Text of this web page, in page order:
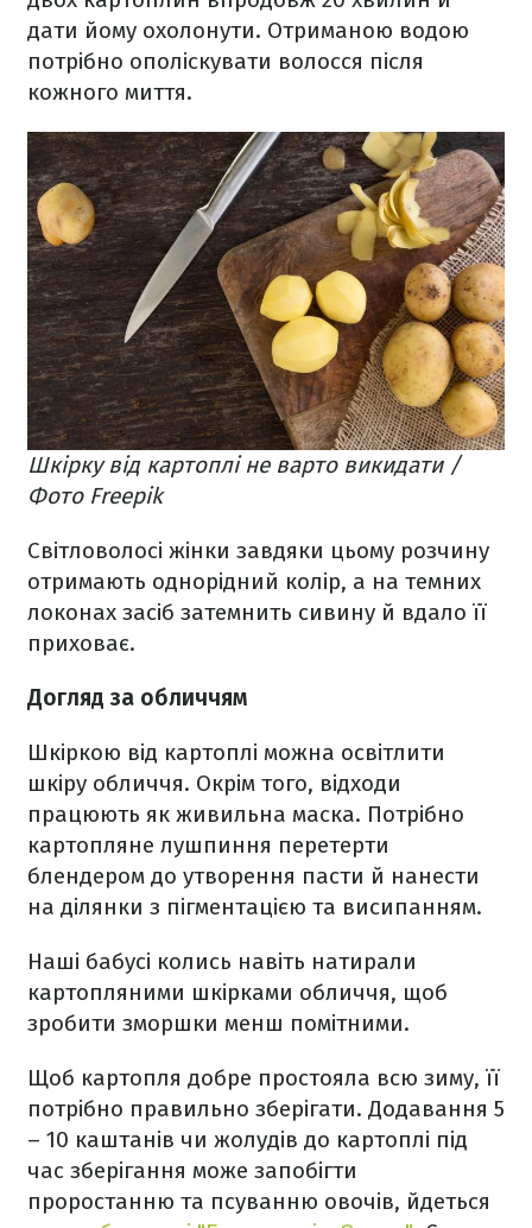
дати йому охолонути. Отриманою водою
потрібно ополіскувати волосся після
кожного миття.
Шкірку від картоплі не варто викидати /
Фото Freepik
Світловолосі жінки завдяки цьому розчину
отримають однорідний колір, а на темних
локонах засіб затемнить сивину й вдало її
приховає.
Догляд за обличчям
Шкіркою від картоплі можна освітлити
шкіру обличчя. Окрім того, відходи
працюють як живильна маска. Потрібно
картопляне лушпиння перетерти
блендером до утворення пасти й нанести
на ділянки з пігментацією та висипанням.
Наші бабусі колись навіть натирали
картопляними шкірками обличчя, щоб
зробити зморшки менш помітними.
Щоб картопля добре простояла всю зиму, її
потрібно правильно зберігати. Додавання 5
– 10 каштанів чи жолудів до картоплі під
час зберігання може запобігти
проростанню та псуванню овочів, йдеться